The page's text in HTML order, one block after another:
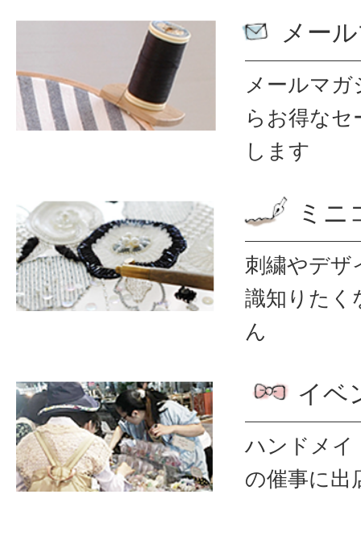
メー
メールマ
ら お得なセ
します
ミニ
刺繍やデザ
識知りたく
ん
イベ
ハンドメイ
の催事に出